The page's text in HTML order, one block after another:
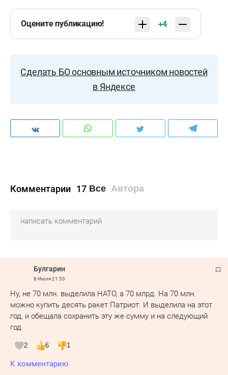
Оцените публикацию! +4
Сделать БО основным источником новостей
в Яндексе
Комментарии 17 Все Автора
Булгарин
8 Июля21:53
Ну, не 70 млн. выделила НАТО, а 70 млрд. На 70 млн.
можно купить десять ракет Патриот. И выделила на этот
год, и обещала сохранить эту же сумму и на следующий
год.
2 6 1
К комментарию